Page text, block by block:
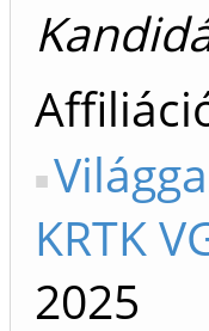
KRTK
2025